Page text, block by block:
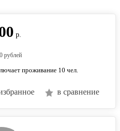
р.
рублей
проживание 10 чел.
в сравнение